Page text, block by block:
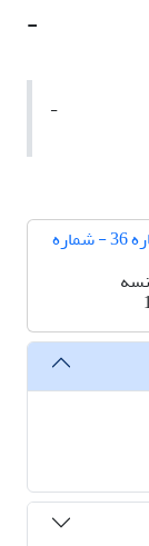
-
-
دوره 11، شماره 36 - شماره